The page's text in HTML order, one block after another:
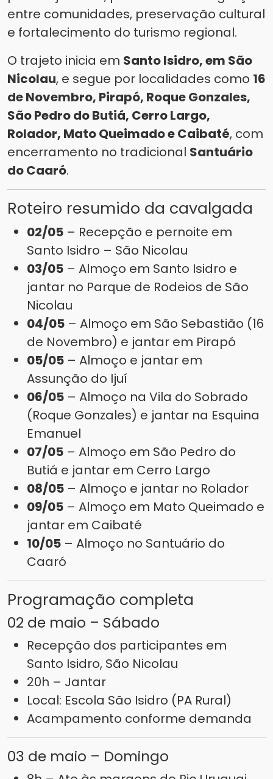
entre comunidades, preservação cultural
e fortalecimento do turismo regional.
O trajeto inicia em Santo Isidro, em São
Nicolau, e segue por localidades como 16
de Novembro, Pirapó, Roque Gonzales,
São Pedro do Butiá, Cerro Largo,
Rolador, Mato Queimado e Caibaté, com
encerramento no tradicional Santuário
do Caaró.
Roteiro resumido da cavalgada
02/05 – Recepção e pernoite em
Santo Isidro – São Nicolau
03/05 – Almoço em Santo Isidro e
jantar no Parque de Rodeios de São
Nicolau
04/05 – Almoço em São Sebastião (16
de Novembro) e jantar em Pirapó
05/05 – Almoço e jantar em
Assunção do Ijuí
06/05 – Almoço na Vila do Sobrado
(Roque Gonzales) e jantar na Esquina
Emanuel
07/05 – Almoço em São Pedro do
Butiá e jantar em Cerro Largo
08/05 – Almoço e jantar no Rolador
09/05 – Almoço em Mato Queimado e
jantar em Caibaté
10/05 – Almoço no Santuário do
Caaró
Programação completa
02 de maio – Sábado
Recepção dos participantes em
Santo Isidro, São Nicolau
20h – Jantar
Local: Escola São Isidro (PA Rural)
Acampamento conforme demanda
03 de maio – Domingo